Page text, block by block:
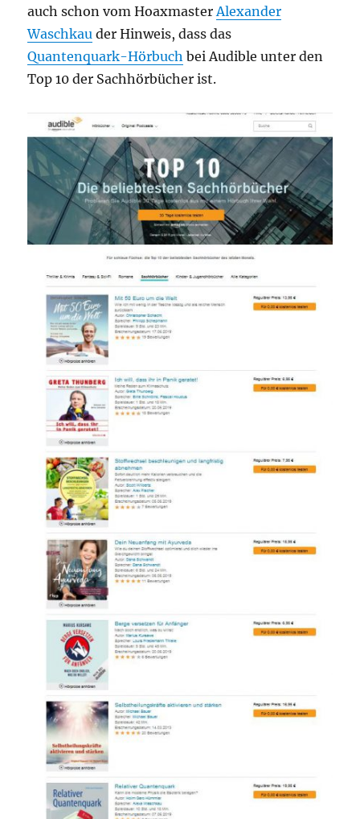
auch schon vom Hoaxmaster Alexander
Waschkau der Hinweis, dass das
Quantenquark-Hörbuch bei Audible unter den
Top 10 der Sachhörbücher ist.